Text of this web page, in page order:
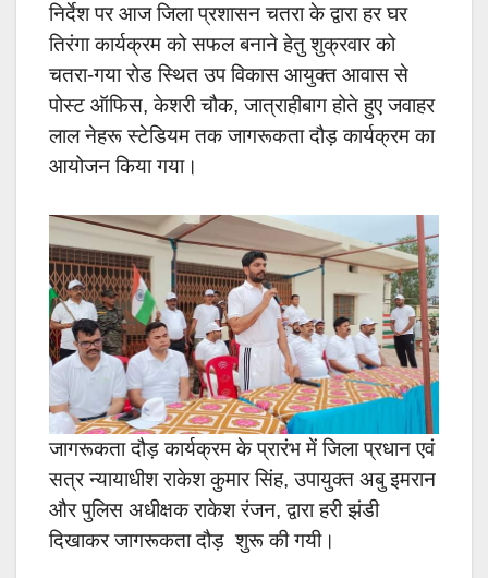
निर्देश पर आज जिला प्रशासन चतरा के द्वारा हर घर
तिरंगा कार्यक्रम को सफल बनाने हेतु शुक्रवार को
चतरा-गया रोड स्थित उप विकास आयुक्त आवास से
पोस्ट ऑफिस, केशरी चौक, जात्राहीबाग होते हुए जवाहर
लाल नेहरू स्टेडियम तक जागरूकता दौड़ कार्यक्रम का
आयोजन किया गया।
जागरूकता दौड़ कार्यक्रम के प्रारंभ में जिला प्रधान एवं
सत्र न्यायाधीश राकेश कुमार सिंह, उपायुक्त अबु इमरान
और पुलिस अधीक्षक राकेश रंजन, द्वारा हरी झंडी
दिखाकर जागरूकता दौड़ शुरू की गयी।